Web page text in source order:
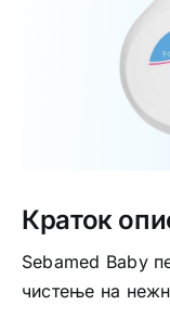
Нега на кожа
Краток
Sebamed Baby
чистење на